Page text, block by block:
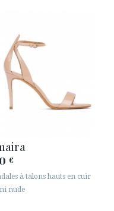
€
à talons hauts en cuir
nude